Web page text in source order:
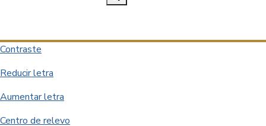
Contraste
Reducir letra
Aumentar letra
Centro de relevo